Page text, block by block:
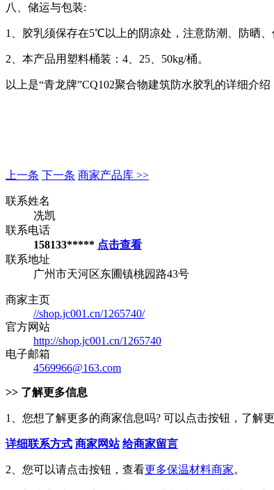
八、储运与包装:
1 、胶乳须保存在5℃以上的阴凉处，注意防潮、防晒、
2 、本产品用塑料桶装： 4 25 50kg/桶。
以上是“青龙牌”CQ102聚合物建筑防水胶乳的详细介
上一条 下一条 商家产品库 >>
联系姓名
冼凯
联系电话
158133***** 点击查看
联系地址
广州市天河区东圃镇桃园路43号
商家主页
//shop.jc001.cn/1265740/
官方网站
http://shop.jc001.cn/1265740
电子邮箱
4569966@163.com
>> 了解更多信息
1、您想了解更多的商家信息吗? 可以点击按钮，了解更
详细联系方式 商家网站 给商家留言
2、您可以请点击按钮，查看更多保温材料商家。